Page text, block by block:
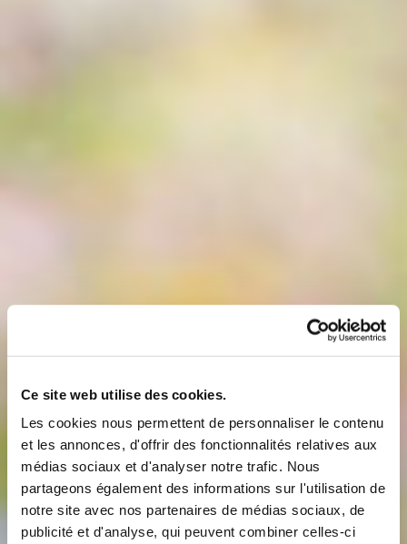
Ce site web utilise des cookies.
Les cookies nous permettent de personnaliser le contenu
et les annonces, d'offrir des fonctionnalités relatives aux
médias sociaux et d'analyser notre trafic. Nous
partageons également des informations sur l'utilisation de
notre site avec nos partenaires de médias sociaux, de
publicité et d'analyse, qui peuvent combiner celles-ci